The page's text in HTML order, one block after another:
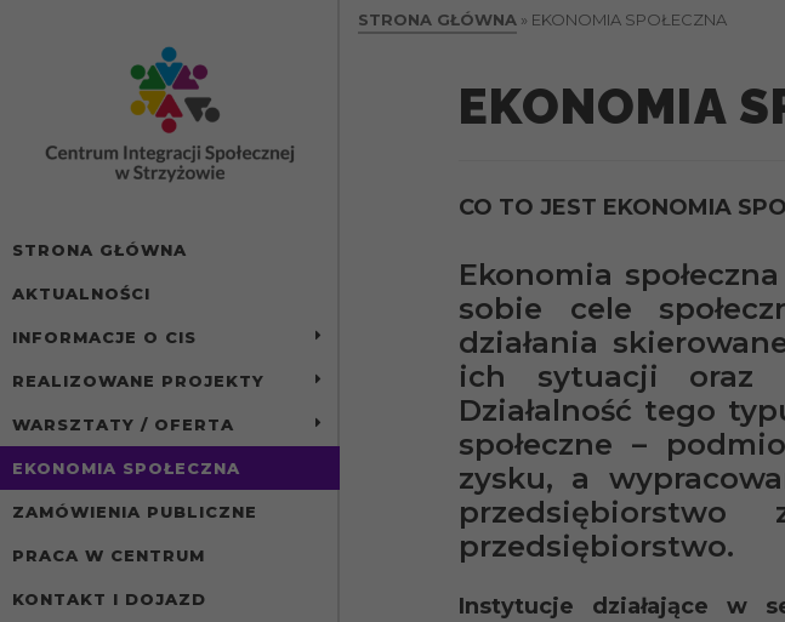
STRONA GŁÓWNA
AKTUALNOŚCI
INFORMACJE O CIS
REALIZOWANE PROJEKTY
WARSZTATY / OFERTA
EKONOMIA SPOŁECZNA
ZAMÓWIENIA PUBLICZNE
PRACA W CENTRUM
KONTAKT I DOJAZD
STRONA GŁÓWNA » EKONOMIA SPOŁECZNA
EKONOMIA
CO TO JEST EKONOMIA
Ekonomia
sobie cele
działania
ich sytuacji oraz
Działalność tego
społeczne –
zysku, a
przedsiębiorstwo.
Instytucje działające w